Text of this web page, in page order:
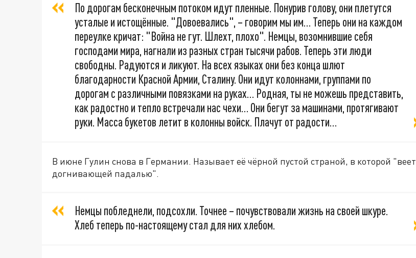
По дорогам бесконечным потоком идут пленные. Понурив голову, они плетутся
усталые и истощённые. "Довоевались", – говорим мы им… Теперь они на каждом
переулке кричат: "Война не гут. Шлехт, плохо". Немцы, возомнившие себя
господами мира, нагнали из разных стран тысячи рабов. Теперь эти люди
свободны. Радуются и ликуют. На всех языках они без конца шлют
благодарности Красной Армии, Сталину. Они идут колоннами, группами по
дорогам с различными повязками на руках… Родная, ты не можешь представить,
как радостно и тепло встречали нас чехи… Они бегут за машинами, протягивают
руки. Масса букетов летит в колонны войск. Плачут от радости…
В июне Гулин снова в Германии. Называет её чёрной пустой страной, в которой "веет
догнивающей падалью".
Немцы побледнели, подсохли. Точнее – почувствовали жизнь на своей шкуре.
Хлеб теперь по-настоящему стал для них хлебом.